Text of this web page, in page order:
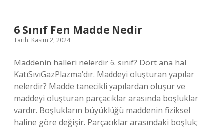
6 Sınıf Fen Madde Nedir
Tarih: Kasım 2, 2024
Maddenin halleri nelerdir 6. sınıf? Dört ana hal
KatıSıvıGazPlazma’dır. Maddeyi oluşturan yapılar
nelerdir? Madde tanecikli yapılardan oluşur ve
maddeyi oluşturan parçacıklar arasında boşluklar
vardır. Boşlukların büyüklüğü maddenin fiziksel
haline göre değişir. Parçacıklar arasındaki boşluk;